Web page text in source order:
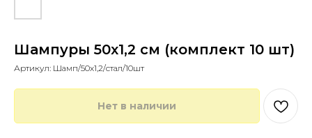
Шампуры 50х1,2 см (комплект 10 шт)
Артикул: Шамп/50х1,2/стал/10шт
Нет в наличии